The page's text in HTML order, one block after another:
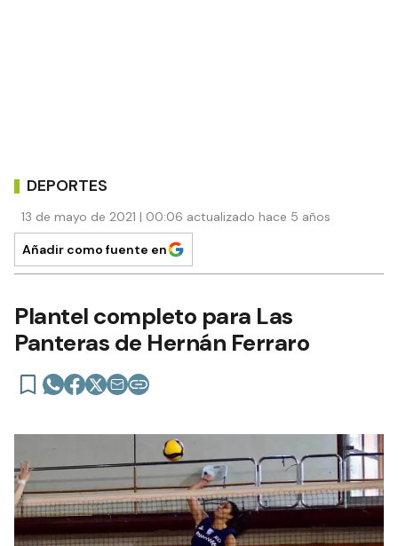
DEPORTES
13 de mayo de 2021 | 00:06 actualizado hace 5 años
Añadir como fuente en
Plantel completo para Las
Panteras de Hernán Ferraro